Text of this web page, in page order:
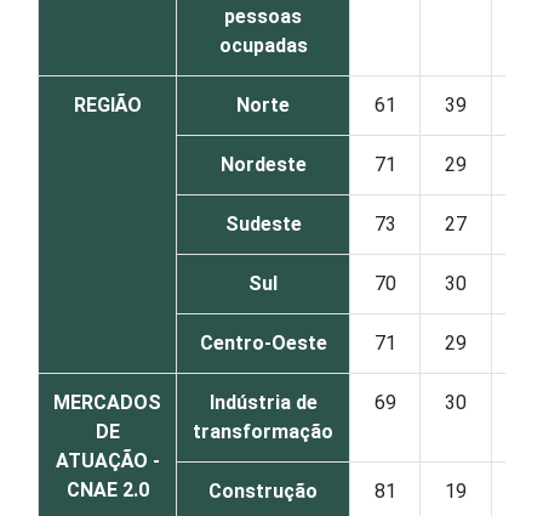
pessoas
ocupadas
REGIÃO Norte 61 39
Nordeste 71 29
Sudeste 73 27
Sul 70 30
Centro-Oeste 71 29
MERCADOS
DE
ATUAÇÃO -
CNAE 2.0
Indústria de
transformação
69 30
Construção 81 19